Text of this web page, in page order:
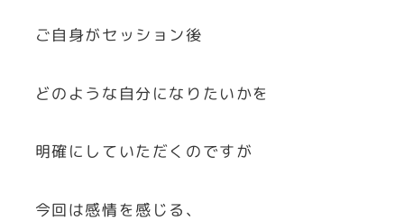
ご自身がセッション後
どのような自分になりたいかを
明確にしていただくのですが
今回は感情を感じる、